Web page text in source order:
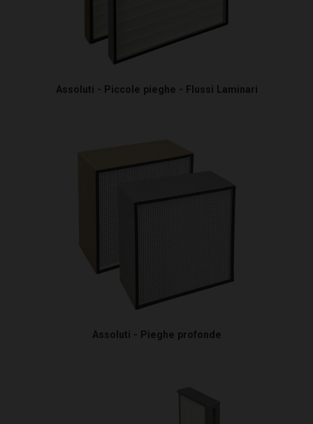
Assoluti - Piccole pieghe - Flussi Laminari
Assoluti - Pieghe profonde